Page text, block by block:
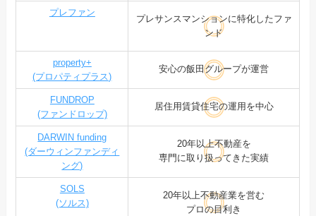
プレファン
プレサンスマンションに特化したファ
ンド
property+
(プロパティプラス)
安心の飯田グループが運営
FUNDROP
(ファンドロップ)
居住用賃貸住宅の運用を中心
DARWIN funding
(ダーウィンファンディ
ング)
20年以上不動産を
専門に取り扱ってきた実績
SOLS
(ソルス)
20年以上不動産業を営む
プロの目利き